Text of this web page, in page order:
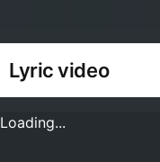
Lyric video
Loading...